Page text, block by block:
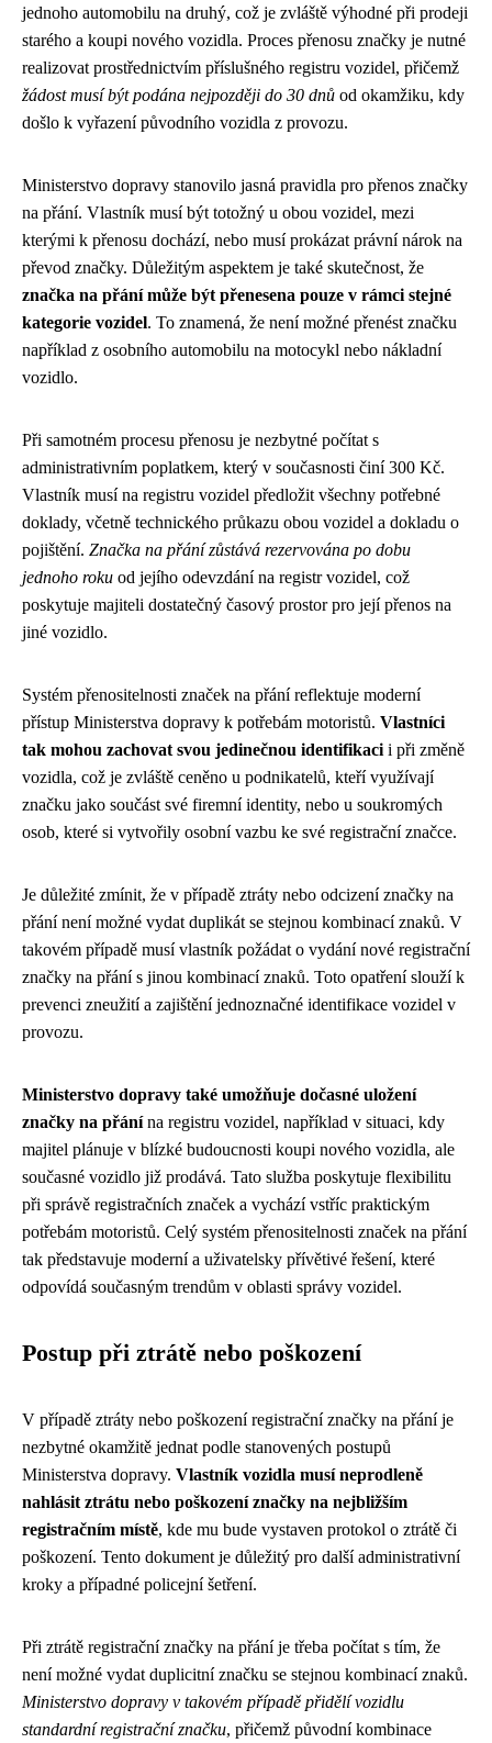
jednoho automobilu na druhý, což je zvláště výhodné při prodeji
starého a koupi nového vozidla. Proces přenosu značky je nutné
realizovat prostřednictvím příslušného registru vozidel, přičemž
žádost musí být podána nejpozději do 30 dnů od okamžiku, kdy
došlo k vyřazení původního vozidla z provozu.
Ministerstvo dopravy stanovilo jasná pravidla pro přenos značky
na přání. Vlastník musí být totožný u obou vozidel, mezi
kterými k přenosu dochází, nebo musí prokázat právní nárok na
převod značky. Důležitým aspektem je také skutečnost, že
značka na přání může být přenesena pouze v rámci stejné
kategorie vozidel. To znamená, že není možné přenést značku
například z osobního automobilu na motocykl nebo nákladní
vozidlo.
Při samotném procesu přenosu je nezbytné počítat s
administrativním poplatkem, který v současnosti činí 300 Kč.
Vlastník musí na registru vozidel předložit všechny potřebné
doklady, včetně technického průkazu obou vozidel a dokladu o
pojištění. Značka na přání zůstává rezervována po dobu
jednoho roku od jejího odevzdání na registr vozidel, což
poskytuje majiteli dostatečný časový prostor pro její přenos na
jiné vozidlo.
Systém přenositelnosti značek na přání reflektuje moderní
přístup Ministerstva dopravy k potřebám motoristů. Vlastníci
tak mohou zachovat svou jedinečnou identifikaci i při změně
vozidla, což je zvláště ceněno u podnikatelů, kteří využívají
značku jako součást své firemní identity, nebo u soukromých
osob, které si vytvořily osobní vazbu ke své registrační značce.
Je důležité zmínit, že v případě ztráty nebo odcizení značky na
přání není možné vydat duplikát se stejnou kombinací znaků. V
takovém případě musí vlastník požádat o vydání nové registrační
značky na přání s jinou kombinací znaků. Toto opatření slouží k
prevenci zneužití a zajištění jednoznačné identifikace vozidel v
provozu.
Ministerstvo dopravy také umožňuje dočasné uložení
značky na přánína registru vozidel, například v situaci, kdy
majitel plánuje v blízké budoucnosti koupi nového vozidla, ale
současné vozidlo již prodává. Tato služba poskytuje flexibilitu
při správě registračních značek a vychází vstříc praktickým
potřebám motoristů. Celý systém přenositelnosti značek na přání
tak představuje moderní a uživatelsky přívětivé řešení, které
odpovídá současným trendům v oblasti správy vozidel.
Postup při ztrátě nebo poškození
V případě ztráty nebo poškození registrační značky na přání je
nezbytné okamžitě jednat podle stanovených postupů
Ministerstva dopravy. Vlastník vozidla musí neprodleně
nahlásit ztrátu nebo poškození značky na nejbližším
registračním místě, kde mu bude vystaven protokol o ztrátě či
poškození. Tento dokument je důležitý pro další administrativní
kroky a případné policejní šetření.
Při ztrátě registrační značky na přání je třeba počítat s tím, že
není možné vydat duplicitní značku se stejnou kombinací znaků.
Ministerstvo dopravy v takovém případě přidělí vozidlu
standardní registrační značku, přičemž původní kombinace